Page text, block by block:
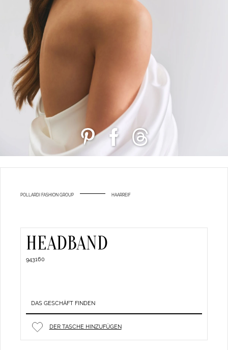
POLLARDI FASHION GROUP HAARREIF
HEADBAND
943160
DAS GESCHÄFT FINDEN
DER TASCHE HINZUFÜGEN